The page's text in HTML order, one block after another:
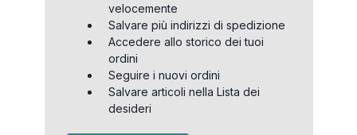
velocemente
Salvare più indirizzi di spedizione
Accedere allo storico dei tuoi
ordini
Seguire i nuovi ordini
Salvare articoli nella Lista dei
desideri